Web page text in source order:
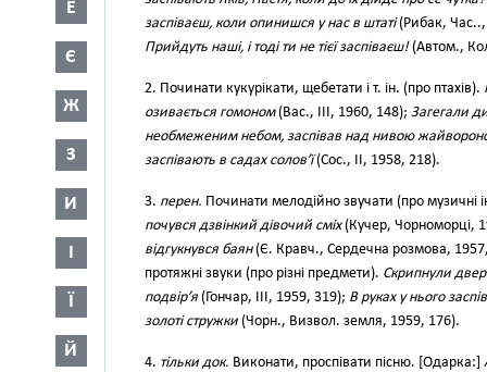
Е
Є
Ж
З
И
І
Ї
Й
заспіваєш, коли опинишся у нас в штаті(Рибак,
Прийдуть наші, і тоді ти не тієї заспіваєш!(Автом.,
2. Починати кукурікати, щебетати і т. ін. (про птахів).
озивається гомоном(Вас., III, 1960, 148); Загегали
необмеженим небом, заспівав над нивою
заспівають в садах солов’ї(Сос., II, 1958, 218).
3. перен. Починати мелодійно звучати (про музичні
почувся дзвінкий дівочий сміх(Кучер, Чорноморці,
відгукнувся баян(Є. Кравч., Сердечна розмова,
протяжні звуки (про різні предмети). Скрипнули
подвір’я (Гончар, III, 1959, 319); В руках у нього
золоті стружки (Чорн., Визвол. земля, 1959, 176).
4. тільки док. Виконати, проспівати пісню. [Одарка:]